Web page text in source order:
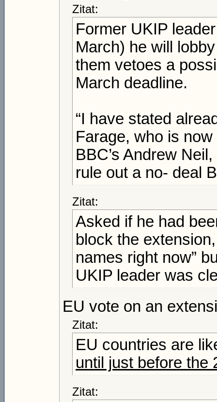
Zitat:
Former UKIP
March) he will
them vetoes a
March deadline.
“I have stated
Farage, who is
BBC’s Andrew
rule out a no- deal
Zitat:
Asked if he had
block the
names right now”
UKIP leader was
EU vote on an
Zitat:
EU countries are
until just before the
Zitat: